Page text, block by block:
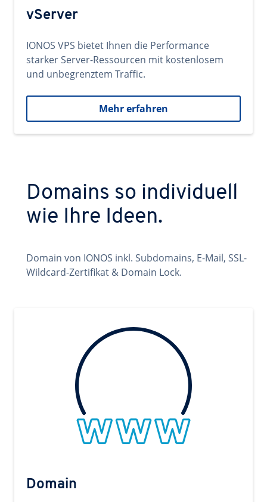
vServer
IONOS VPS bietet Ihnen die Performance
starker Server-Ressourcen mit kostenlosem
und unbegrenztem Traffic.
Mehr erfahren
Domains so individuell
wie Ihre Ideen.
Domain von IONOS inkl. Subdomains, E-Mail, SSL-
Wildcard-Zertifikat & Domain Lock.
Domain